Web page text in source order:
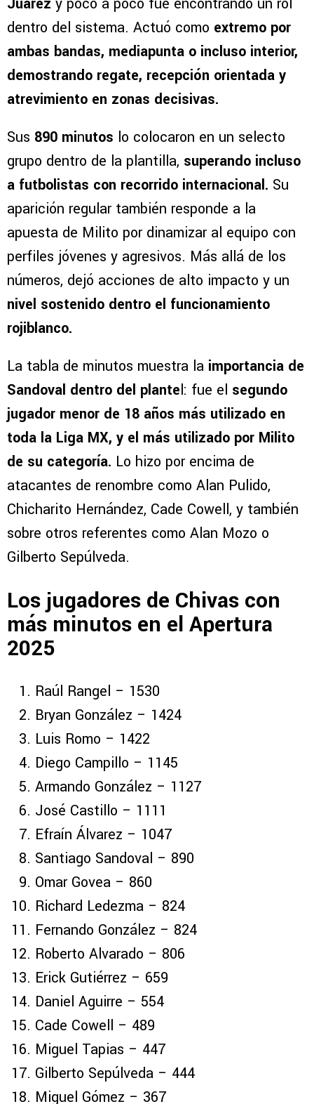
Juárez y poco a poco fue encontrando un rol
dentro del sistema. Actuó como extremo por
ambas bandas, mediapunta o incluso interior,
demostrando regate, recepción orientada y
atrevimiento en zonas decisivas.
Sus 890 minutos lo colocaron en un selecto
grupo dentro de la plantilla, superando incluso
a futbolistas con recorrido internacional. Su
aparición regular también responde a la
apuesta de Milito por dinamizar al equipo con
perfiles jóvenes y agresivos. Más allá de los
números, dejó acciones de alto impacto y un
nivel sostenido dentro el funcionamiento
rojiblanco.
La tabla de minutos muestra la importancia de
Sandoval dentro del plantel: fue el segundo
jugador menor de 18 años más utilizado en
toda la Liga MX, y el más utilizado por Milito
de su categoría. Lo hizo por encima de
atacantes de renombre como Alan Pulido,
Chicharito Hernández, Cade Cowell, y también
sobre otros referentes como Alan Mozo o
Gilberto Sepúlveda.
Los jugadores de Chivas con
más minutos en el Apertura
2025
Raúl Rangel – 1530
Bryan González – 1424
Luis Romo – 1422
Diego Campillo – 1145
Armando González – 1127
José Castillo – 1111
Efraín Álvarez – 1047
Santiago Sandoval – 890
Omar Govea – 860
Richard Ledezma – 824
Fernando González – 824
Roberto Alvarado – 806
Erick Gutiérrez – 659
Daniel Aguirre – 554
Cade Cowell – 489
Miguel Tapias – 447
Gilberto Sepúlveda – 444
Miguel Gómez – 367